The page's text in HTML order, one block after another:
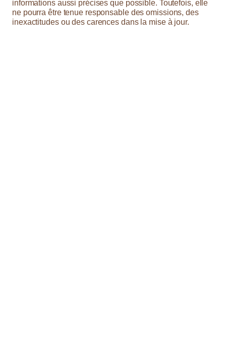
informations aussi précises que possible. Toutefois, elle
ne pourra être tenue responsable des omissions, des
inexactitudes ou des carences dans la mise à jour.